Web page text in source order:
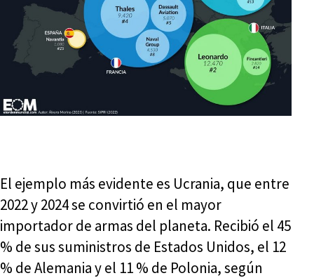
El ejemplo más evidente es Ucrania, que entre
2022 y 2024 se convirtió en el mayor
importador de armas del planeta. Recibió el 45
% de sus suministros de Estados Unidos, el 12
% de Alemania y el 11 % de Polonia, según